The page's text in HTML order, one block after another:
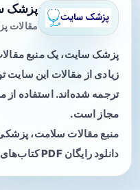
پزشک
مقالات
پزشک سایت، یک منبع
زیادی از مقالات این
ترجمه شده‌اند. استفاده از
مجاز است.
منبع مقالات سلامت،
دانلود رایگان PDF کتاب‌های پزشکی.